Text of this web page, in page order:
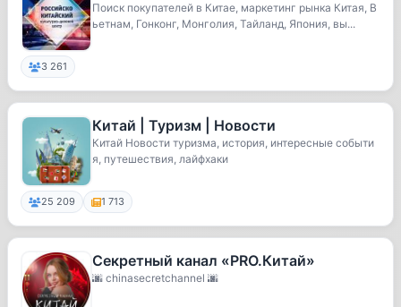
Поиск покупателей в Китае, маркетинг рынка Китая, В
ьетнам, Гонконг, Монголия, Тайланд, Япония, вы...
3 261
Китай | Туризм | Новости
Китай Новости туризма, история, интересные событи
я, путешествия, лайфхаки
25 209 1 713
Секретный канал «PRO.Китай»
🌆 chinasecretchannel 🌆